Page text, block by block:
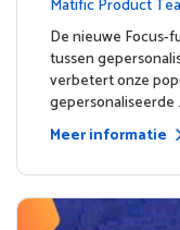
Matific Product
s
De nieuwe Focus-
tussen
verbetert onze
gepersonaliseerde
Meer informatie